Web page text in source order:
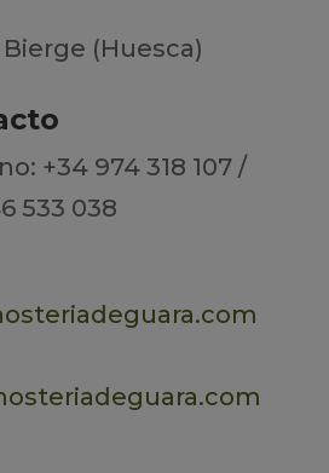
Bierge (Huesca)
+34 974 318 107 /
533 038